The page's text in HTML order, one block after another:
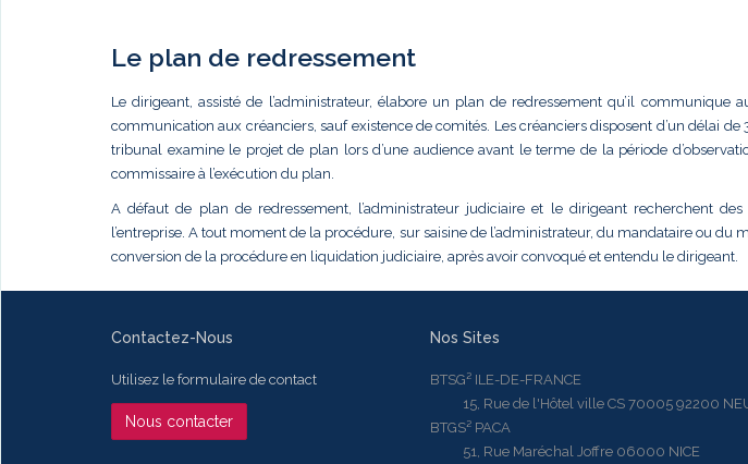
Le plan de redressement
Le dirigeant, assisté de l’administrateur, élabore un plan de redressement qu’il communique
communication aux créanciers, sauf existence de comités. Les créanciers disposent d’un délai
tribunal examine le projet de plan lors d’une audience avant le terme de la période
commissaire à l’exécution du plan.
A défaut de plan de redressement, l’administrateur judiciaire et le dirigeant recherchent
l’entreprise. A tout moment de la procédure, sur saisine de l’administrateur, du mandataire ou
conversion de la procédure en liquidation judiciaire, après avoir convoqué et entendu le dirigeant.
Contactez-Nous
Utilisez le formulaire de contact
Nous contacter
Nos Sites
BTSG² ILE-DE-FRANCE
15, Rue de l'Hôtel ville CS 70005 92200
BTGS² PACA
51, Rue Maréchal Joffre 06000 NICE